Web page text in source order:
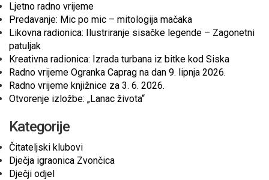
Ljetno radno vrijeme
Predavanje: Mic po mic – mitologija mačaka
Likovna radionica: Ilustriranje sisačke legende – Zagonetni
patuljak
Kreativna radionica: Izrada turbana iz bitke kod Siska
Radno vrijeme Ogranka Caprag na dan 9. lipnja 2026.
Radno vrijeme knjižnice za 3. 6. 2026.
Otvorenje izložbe: „Lanac života“
Kategorije
Čitateljski klubovi
Dječja igraonica Zvončica
Dječji odjel